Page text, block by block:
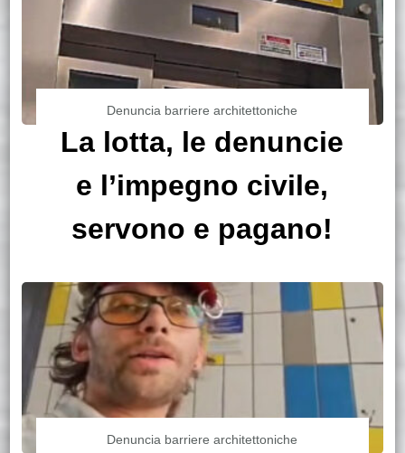
Denuncia barriere architettoniche
La lotta, le denuncie
e l’impegno civile,
servono e pagano!
Denuncia barriere architettoniche